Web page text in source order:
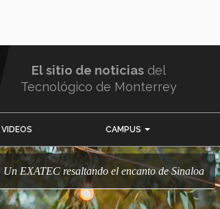
El sitio de noticias del
Tecnológico de Monterrey
VIDEOS CAMPUS
Un EXATEC resaltando el encanto de Sinaloa